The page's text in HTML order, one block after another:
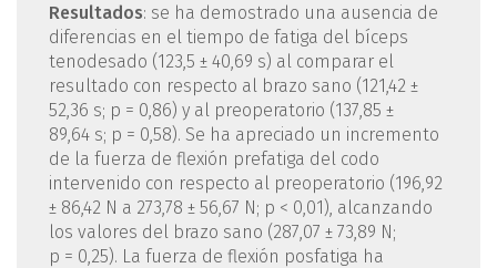
Resultados: se ha demostrado una ausencia de
diferencias en el tiempo de fatiga del bíceps
tenodesado (123,5 ± 40,69 s) al comparar el
resultado con respecto al brazo sano (121,42 ±
52,36 s; p = 0,86) y al preoperatorio (137,85 ±
89,64 s; p = 0,58). Se ha apreciado un incremento
de la fuerza de flexión prefatiga del codo
intervenido con respecto al preoperatorio (196,92
± 86,42 N a 273,78 ± 56,67 N; p < 0,01), alcanzando
los valores del brazo sano (287,07 ± 73,89 N;
p = 0,25). La fuerza de flexión posfatiga ha